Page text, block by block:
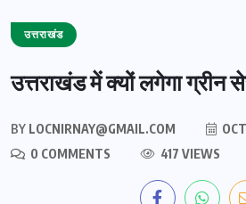
उत्तराखंड
उत्तराखंड में क्यों लगेगा ग्रीन
BY LOCNIRNAY@GMAIL.COM
0 COMMENTS
417 VIEWS